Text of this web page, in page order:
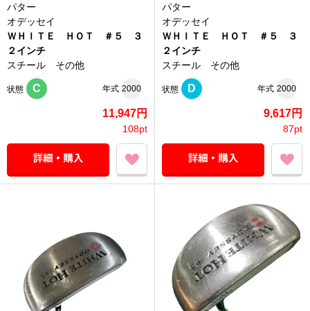
パター
オデッセイ
ＷＨＩＴＥ ＨＯＴ ＃５ ３
２インチ
スチール その他
状態 C 年式 2000
11,947円
108pt
パター
オデッセイ
ＷＨＩＴＥ ＨＯＴ ＃５ ３
２インチ
スチール その他
状態 D 年式 2000
9,617円
87pt